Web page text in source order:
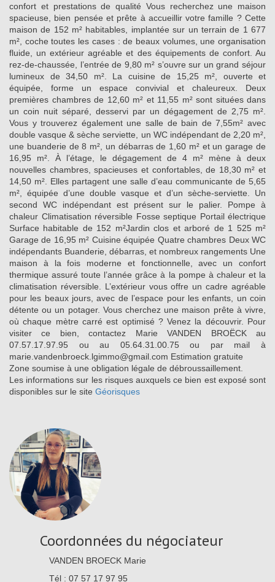
confort et prestations de qualité Vous recherchez une maison
spacieuse, bien pensée et prête à accueillir votre famille ? Cette
maison de 152 m² habitables, implantée sur un terrain de 1 677
m², coche toutes les cases : de beaux volumes, une organisation
fluide, un extérieur agréable et des équipements de confort. Au
rez-de-chaussée, l’entrée de 9,80 m² s’ouvre sur un grand séjour
lumineux de 34,50 m². La cuisine de 15,25 m², ouverte et
équipée, forme un espace convivial et chaleureux. Deux
premières chambres de 12,60 m² et 11,55 m² sont situées dans
un coin nuit séparé, desservi par un dégagement de 2,75 m².
Vous y trouverez également une salle de bain de 7,55m² avec
double vasque & sèche serviette, un WC indépendant de 2,20 m²,
une buanderie de 8 m², un débarras de 1,60 m² et un garage de
16,95 m². À l’étage, le dégagement de 4 m² mène à deux
nouvelles chambres, spacieuses et confortables, de 18,30 m² et
14,50 m². Elles partagent une salle d’eau communicante de 5,65
m², équipée d’une double vasque et d’un sèche-serviette. Un
second WC indépendant est présent sur le palier. Pompe à
chaleur Climatisation réversible Fosse septique Portail électrique
Surface habitable de 152 m²Jardin clos et arboré de 1 525 m²
Garage de 16,95 m² Cuisine équipée Quatre chambres Deux WC
indépendants Buanderie, débarras, et nombreux rangements Une
maison à la fois moderne et fonctionnelle, avec un confort
thermique assuré toute l’année grâce à la pompe à chaleur et la
climatisation réversible. L’extérieur vous offre un cadre agréable
pour les beaux jours, avec de l’espace pour les enfants, un coin
détente ou un potager. Vous cherchez une maison prête à vivre,
où chaque mètre carré est optimisé ? Venez la découvrir. Pour
visiter ce bien, contactez Marie VANDEN BROËCK au
07.57.17.97.95 ou au 05.64.31.00.75 ou par mail à
marie.vandenbroeck.lgimmo@gmail.com Estimation gratuite
Zone soumise à une obligation légale de débroussaillement.
Les informations sur les risques auxquels ce bien est exposé sont
disponibles sur le site Géorisques
Coordonnées du négociateur
VANDEN BROECK Marie
Tél : 07 57 17 97 95